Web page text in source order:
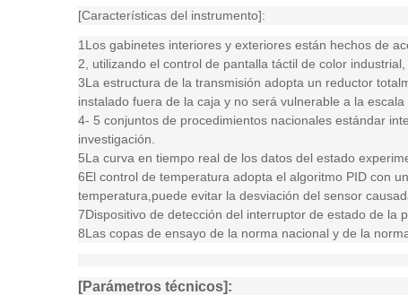
[Características del instrumento]:
1Los gabinetes interiores y exteriores están hechos de
2, utilizando el control de pantalla táctil de color
3La estructura de la transmisión adopta un reductor
instalado fuera de la caja y no será vulnerable a la
4- 5 conjuntos de procedimientos nacionales estándar
investigación.
5La curva en tiempo real de los datos del estado
6El control de temperatura adopta el algoritmo PID con
temperatura,puede evitar la desviación del sensor
7Dispositivo de detección del interruptor de estado de la
8Las copas de ensayo de la norma nacional y de la
[Parámetros técnicos]: